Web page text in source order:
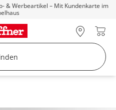
& Werbeartikel – Mit Kundenkarte im